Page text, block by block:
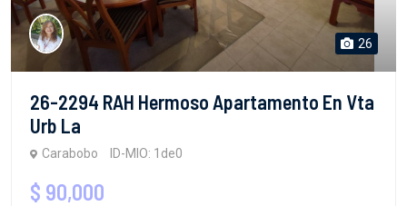
26
26-2294 RAH Hermoso Apartamento En Vta
Urb La
Carabobo ID-MIO: 1de0
$ 90,000